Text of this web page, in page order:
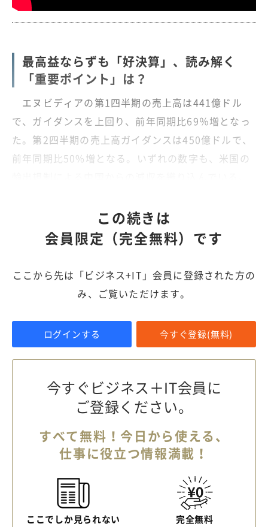
最高益ならずも「好決算」、読み解く
「重要ポイント」は？
エヌビディアの第1四半期の売上高は441億ドル
で、ガイダンスを上回り、前年同期比69％増となっ
た。第2四半期の売上高ガイダンスは450億ドルで、
前年同期比50%増となる。いずれの数字も、米国の
この続きは
会員限定（完全無料）です
ここから先は「ビジネス+IT」会員に登録された方の
み、ご覧いただけます。
ログインする 今すぐ登録(無料)
今すぐビジネス＋IT会員に
ご登録ください。
すべて無料！今日から使える、
仕事に役立つ情報満載！
ここでしか見られない 完全無料